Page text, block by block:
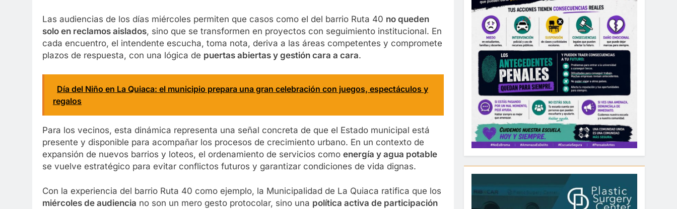
Las audiencias de los días miércoles permiten que casos como el del barrio Ruta 40 no queden
solo en reclamos aislados, sino que se transformen en proyectos con seguimiento institucional. En
cada encuentro, el intendente escucha, toma nota, deriva a las áreas competentes y compromete
plazos de respuesta, con una lógica de puertas abiertas y gestión cara a cara.
Día del Niño en La Quiaca: el municipio prepara una gran celebración con juegos, espectáculos y
regalos
Para los vecinos, esta dinámica representa una señal concreta de que el Estado municipal está
presente y disponible para acompañar los procesos de crecimiento urbano. En un contexto de
expansión de nuevos barrios y loteos, el ordenamiento de servicios como energía y agua potable
se vuelve estratégico para evitar conflictos futuros y garantizar condiciones de vida dignas.
Con la experiencia del barrio Ruta 40 como ejemplo, la Municipalidad de La Quiaca ratifica que los
miércoles de audiencia no son un mero gesto protocolar, sino una política activa de participación